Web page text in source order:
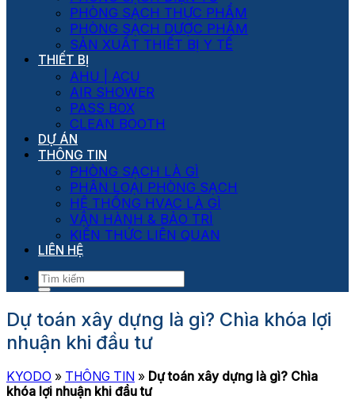
PHÒNG SẠCH THỰC PHẨM
PHÒNG SẠCH DƯỢC PHẨM
SẢN XUẤT THIẾT BỊ Y TẾ
THIẾT BỊ
AHU | ACU
AIR SHOWER
PASS BOX
CLEAN BOOTH
DỰ ÁN
THÔNG TIN
PHÒNG SẠCH LÀ GÌ
PHÂN LOẠI PHÒNG SẠCH
HỆ THỐNG HVAC LÀ GÌ
VẬN HÀNH & BẢO TRÌ
KIẾN THỨC LIÊN QUAN
LIÊN HỆ
Dự toán xây dựng là gì? Chìa khóa lợi
nhuận khi đầu tư
KYODO » THÔNG TIN » Dự toán xây dựng là gì? Chìa
khóa lợi nhuận khi đầu tư